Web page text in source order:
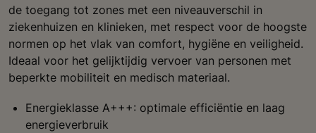
de toegang tot zones met een niveauverschil in
ziekenhuizen en klinieken, met respect voor de hoogste
normen op het vlak van comfort, hygiëne en veiligheid.
Ideaal voor het gelijktijdig vervoer van personen met
beperkte mobiliteit en medisch materiaal.
Energieklasse A+++: optimale efficiëntie en laag
energieverbruik